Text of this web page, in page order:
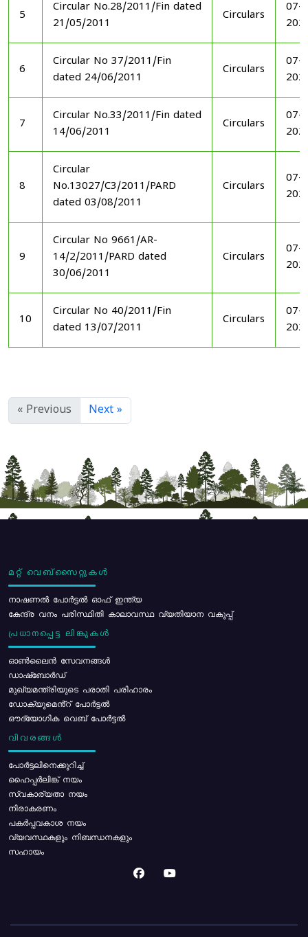
5
Circular No.28/2011/Fin dated
21/05/2011
Circulars
07-
6
Circular No 37/2011/Fin
dated 24/06/2011
Circulars
07-
7
Circular No.33/2011/Fin dated
14/06/2011
Circulars
07-
8
Circular
No.13027/C3/2011/PARD
dated 03/08/2011
Circulars
07-
9
Circular No 9661/AR-
14/2/2011/PARD dated
30/06/2011
Circulars
07-
10
Circular No 40/2011/Fin
dated 13/07/2011
Circulars
07-
« Previous Next »
മറ്റ് വെബ്സൈറ്റുകൾ
നാഷണൽ പോർട്ടൽ ഓഫ് ഇന്ത്യ
കേന്ദ്ര വനം പരിസ്ഥിതി കാലാവസ്ഥ വ്യതിയാന വകുപ്പ്
പ്രധാനപ്പെട്ട ലിങ്കുകൾ
ഓൺലൈൻ സേവനങ്ങൾ
ഡാഷ്ബോർഡ്
മുഖ്യമന്ത്രിയുടെ പരാതി പരിഹാരം
ഡോക്യുമെൻ്റ് പോർട്ടൽ
ഔദ്യോഗിക വെബ് പോർട്ടൽ
വിവരങ്ങൾ
പോര്‍ട്ടലിനെക്കുറിച്ച്
ഹൈപ്പർലിങ്ക് നയം
സ്വകാര്യതാ നയം
നിരാകരണം
പകർപ്പവകാശ നയം
വ്യവസ്ഥകളും നിബന്ധനകളും
സഹായം